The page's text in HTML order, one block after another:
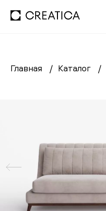
Заказать обратный звонок
Кресла
Кровати
Cтулья
Главная Каталог